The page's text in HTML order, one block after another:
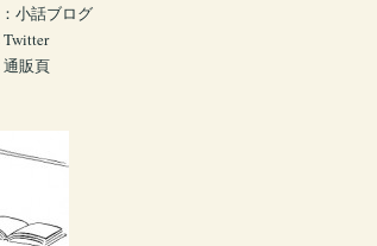
小話ブログ
販頁